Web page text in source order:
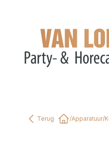
Terug
/Apparatuur/